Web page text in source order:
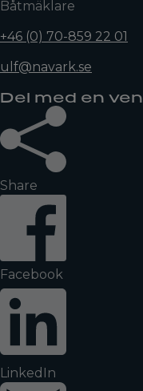
Båtmäklare
+46 (0) 70-859 22 01
ulf@navark.se
Del med en ven
Share
Facebook
LinkedIn